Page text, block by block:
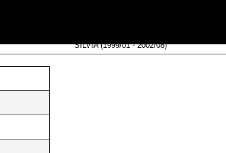
SILVIA (1999/01 - 2002/08)